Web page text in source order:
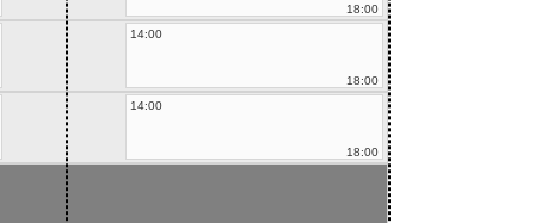
18:00
14:00
18:00
14:00
18:00